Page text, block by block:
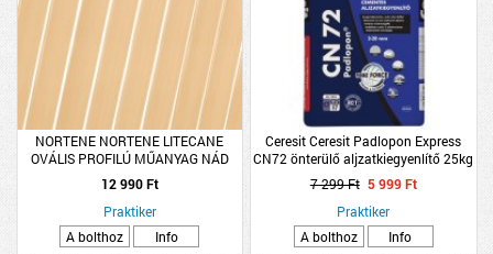
NORTENE NORTENE LITECANE
OVÁLIS PROFILÚ MŰANYAG NÁD
1X3M BAMBUSZ
12 990 Ft
Praktiker
A bolthoz
Info
Ceresit Ceresit Padlopon Express
CN72 önterülő aljzatkiegyenlítő 25kg
beltéri cementes
7 299 Ft 5 999 Ft
Praktiker
A bolthoz
Info